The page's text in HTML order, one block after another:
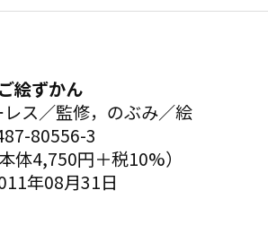
絵ずかん
ス／監修，のぶみ／絵
80556-3
体4,750円＋税10%）
年08月31日